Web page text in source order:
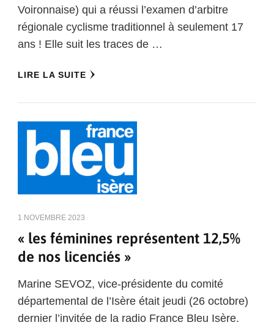
Voironnaise) qui a réussi l’examen d’arbitre
régionale cyclisme traditionnel à seulement 17
ans ! Elle suit les traces de …
LIRE LA SUITE
1 NOVEMBRE 2023
« les féminines représentent 12,5%
de nos licenciés »
Marine SEVOZ, vice-présidente du comité
départemental de l’Isère était jeudi (26 octobre)
dernier l’invitée de la radio France Bleu Isère.